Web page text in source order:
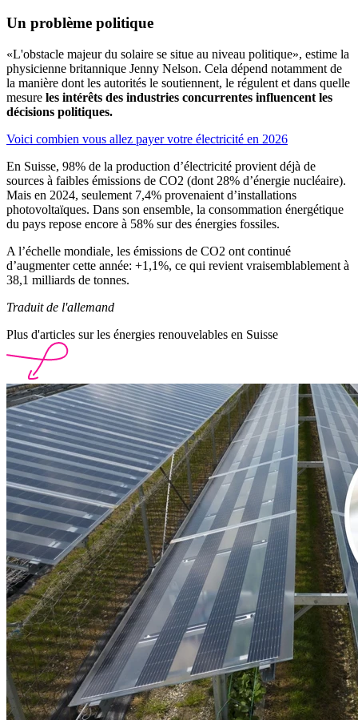
Un problème politique
«L'obstacle majeur du solaire se situe au niveau politique», estime la
physicienne britannique Jenny Nelson. Cela dépend notamment de
la manière dont les autorités le soutiennent, le régulent et dans quelle
mesure les intérêts des industries concurrentes influencent les
décisions politiques.
Voici combien vous allez payer votre électricité en 2026
En Suisse, 98% de la production d’électricité provient déjà de
sources à faibles émissions de CO2 (dont 28% d’énergie nucléaire).
Mais en 2024, seulement 7,4% provenaient d’installations
photovoltaïques. Dans son ensemble, la consommation énergétique
du pays repose encore à 58% sur des énergies fossiles.
A l’échelle mondiale, les émissions de CO2 ont continué
d’augmenter cette année: +1,1%, ce qui revient vraisemblablement à
38,1 milliards de tonnes.
Traduit de l'allemand
Plus d'articles sur les énergies renouvelables en Suisse